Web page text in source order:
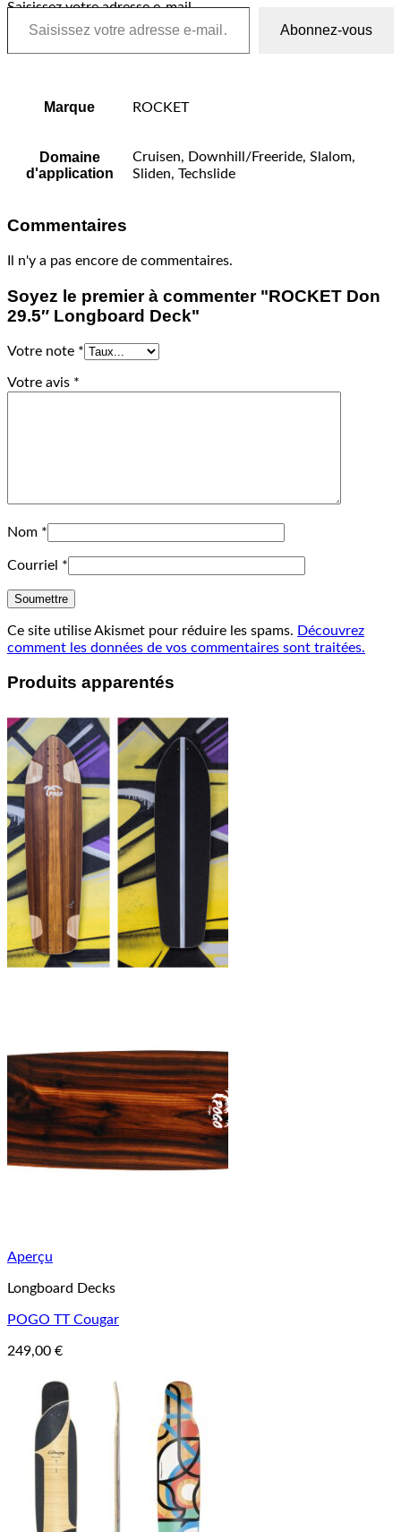
Saisissez votre adresse e-mail…
Abonnez-vous
Marque ROCKET
Domaine
d'application
Cruisen, Downhill/Freeride, Slalom,
Sliden, Techslide
Commentaires
Il n'y a pas encore de commentaires.
Soyez le premier à commenter "ROCKET Don
29.5″ Longboard Deck"
Votre note *
Votre avis *
Nom *
Courriel *
Ce site utilise Akismet pour réduire les spams. Découvrez
comment les données de vos commentaires sont traitées.
Produits apparentés
Aperçu
Longboard Decks
POGO TT Cougar
249,00 €